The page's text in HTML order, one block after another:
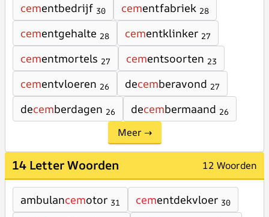
cementbedrijf 30 cementfabriek 28
cementgehalte 28 cementklinker 27
cementmortels 27 cementsoorten 23
cementvloeren 26 decemberavond 27
decemberdagen 26 decembermaand 26
Meer →
14 Letter Woorden 12 Woorden
ambulancemotor 31 cementdekvloer 30